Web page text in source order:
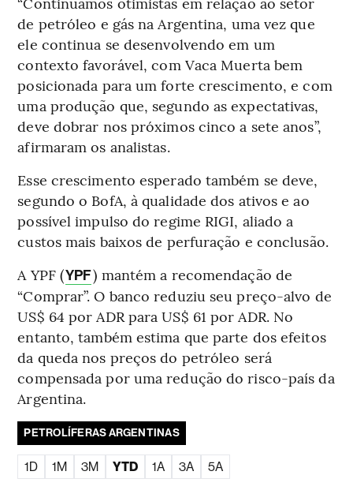
de petróleo e gás na Argentina, uma vez que
ele continua se desenvolvendo em um
contexto favorável, com Vaca Muerta bem
posicionada para um forte crescimento, e com
uma produção que, segundo as expectativas,
deve dobrar nos próximos cinco a sete anos”,
afirmaram os analistas.
Esse crescimento esperado também se deve,
segundo o BofA, à qualidade dos ativos e ao
possível impulso do regime RIGI, aliado a
custos mais baixos de perfuração e conclusão.
A YPF (YPF) mantém a recomendação de
“Comprar”. O banco reduziu seu preço-alvo de
US$ 64 por ADR para US$ 61 por ADR. No
entanto, também estima que parte dos efeitos
da queda nos preços do petróleo será
compensada por uma redução do risco-país da
Argentina.
PETROLÍFERAS ARGENTINAS
1D 1M 3M YTD 1A 3A 5A